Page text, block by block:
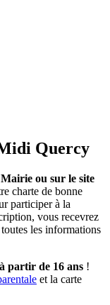
Quercy
ou sur le site
charte de bonne
participer à la
vous recevrez
les informations
à partir de 16 ans !
et la carte